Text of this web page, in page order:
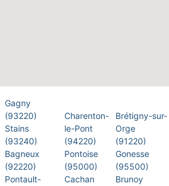
Gagny
(93220)
Stains
(93240)
Bagneux
(92220)
Pontault-
Charenton-
le-Pont
(94220)
Pontoise
(95000)
Cachan
Brétigny-sur-
Orge
(91220)
Gonesse
(95500)
Brunoy